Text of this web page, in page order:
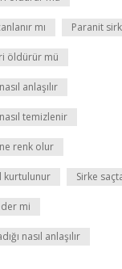
mı Paranit
öldürür mü
anlaşılır
temizlenir
renk olur
kurtulunur Sirke
mi
nasıl anlaşılır